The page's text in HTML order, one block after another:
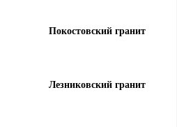
Покостовский гранит
Лезниковский гранит